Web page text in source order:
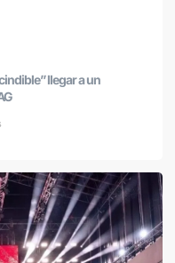
llegar a un